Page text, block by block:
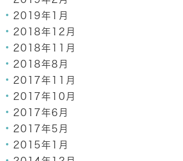
2019年1月
2018年12月
2018年11月
2018年8月
2017年11月
2017年10月
2017年6月
2017年5月
2015年1月